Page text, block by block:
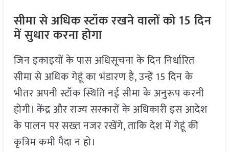
सीमा से अधिक स्टॉक रखने वालों को 15 दिन
में सुधार करना होगा
जिन इकाइयों के पास अधिसूचना के दिन निर्धारित
सीमा से अधिक गेहूं का भंडारण है, उन्हें 15 दिन के
भीतर अपनी स्टॉक स्थिति नई सीमा के अनुरूप करनी
होगी। केंद्र और राज्य सरकारों के अधिकारी इस आदेश
के पालन पर सख्त नजर रखेंगे, ताकि देश में गेहूं की
कृत्रिम कमी पैदा न हो।